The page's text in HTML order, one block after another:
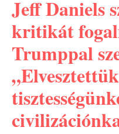
Jeff Daniels
kritikát
Trumppal